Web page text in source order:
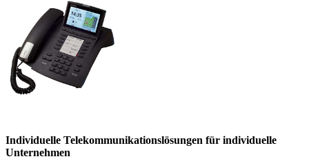
Individuelle Telekommunikationslösungen für individuelle
Unternehmen